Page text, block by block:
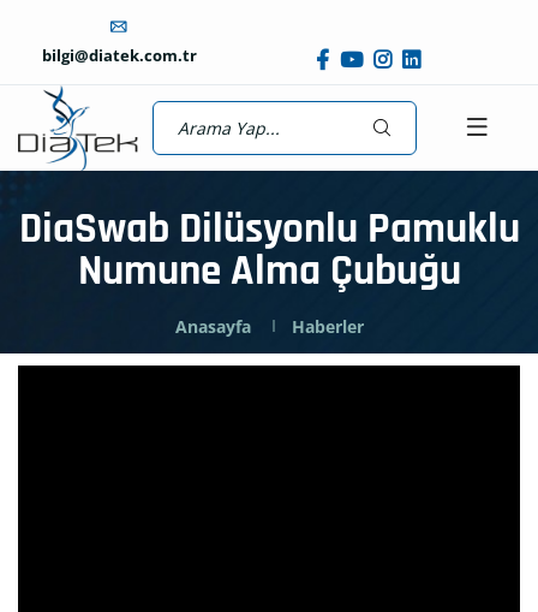
bilgi@diatek.com.tr
DiaSwab Dilüsyonlu Pamuklu
Numune Alma Çubuğu
Anasayfa Haberler